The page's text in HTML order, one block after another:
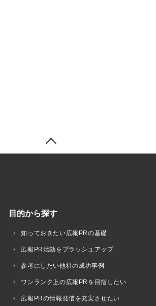
目的から探す
知っておきたい広報PRの基礎
広報PR活動をブラッシュアップ
参考にしたい他社の成功事例
ワンランク上の広報PRを目指したい
広報PRの情報発信を充実させたい